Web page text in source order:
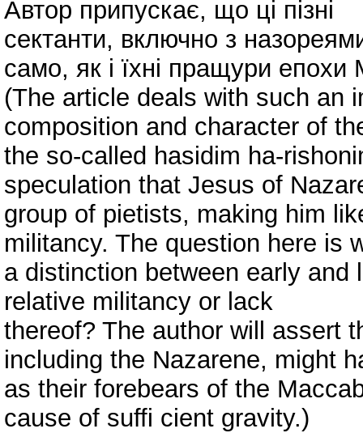
Автор припускає, що ці пізні
сектанти, включно з
само, як і їхні пращури епохи
(The article deals with such an
composition and character of
the so-called hasidim ha-
speculation that Jesus of
group of pietists, making him
militancy. The question here is
a distinction between early
relative militancy or lack
thereof? The author will assert
including the Nazarene, might
as their forebears of the
cause of suffi cient gravity.)